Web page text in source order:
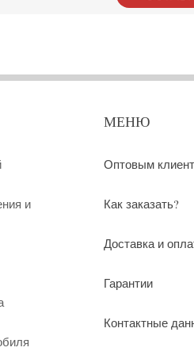
и
МЕНЮ
Оптовым
Как заказать?
Доставка и
Гарантии
Контактные